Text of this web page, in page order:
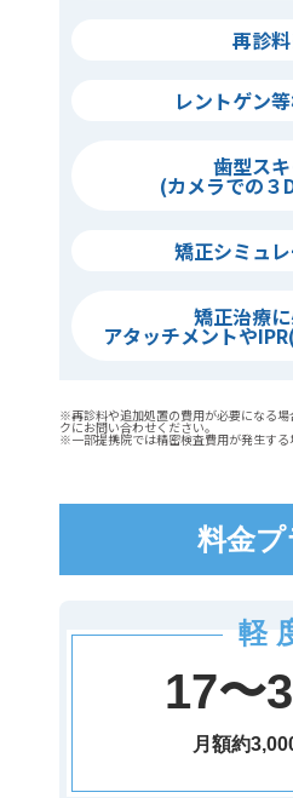
再診
レントゲン
歯型ス
(カメラでの３
矯正シミュ
矯正治療
アタッチメントや
※再診料や追加処置の費用が必要になる
クにお問い合わせください。
※一部提携院では精密検査費用が発生する
料金プ
軽
17〜
月額約